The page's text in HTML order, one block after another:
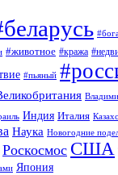
#животное #кража
#пьяный
Индия Италия
Наука Новогодние
Роскосмос США
Япония